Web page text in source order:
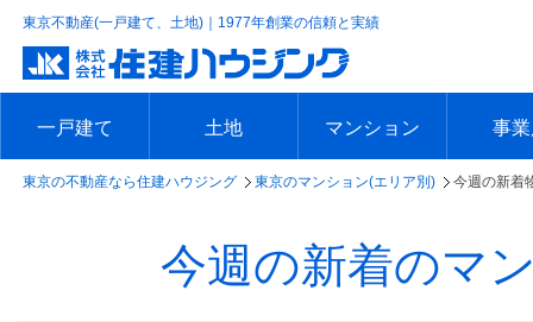
東京不動産(一戸建て、土地)｜1977年創業の信頼と実績
一戸建て
エリアで探す
沿線で探す
新築一戸建て
中古一戸建て
本日の新着物件
今週の新着物件
土地
エリアで探す
沿線で探す
本日の新着物件
今週の新着物件
マンション
エリアで探す
沿線で探す
本日の新着物件
今週の新着物件
事
エリア
沿線で
本日の
今週の
東京の不動産なら住建ハウジング 東京のマンション(エリア別) 今週の新着
今週の新着のマ